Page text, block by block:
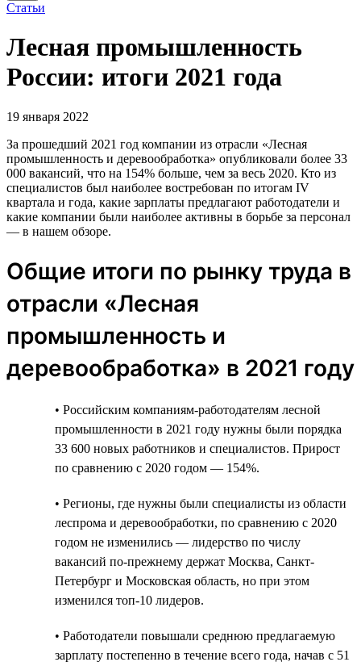
Статьи
Лесная промышленность
России: итоги 2021 года
19 января 2022
За прошедший 2021 год компании из отрасли «Лесная
промышленность и деревообработка» опубликовали более 33
000 вакансий, что на 154% больше, чем за весь 2020. Кто из
специалистов был наиболее востребован по итогам IV
квартала и года, какие зарплаты предлагают работодатели и
какие компании были наиболее активны в борьбе за персонал
— в нашем обзоре.
Общие итоги по рынку труда в
отрасли «Лесная
промышленность и
деревообработка» в 2021 году
• Российским компаниям-работодателям лесной
промышленности в 2021 году нужны были порядка
33 600 новых работников и специалистов. Прирост
по сравнению с 2020 годом — 154%.
• Регионы, где нужны были специалисты из области
леспрома и деревообработки, по сравнению с 2020
годом не изменились — лидерство по числу
вакансий по-прежнему держат Москва, Санкт-
Петербург и Московская область, но при этом
изменился топ-10 лидеров.
• Работодатели повышали среднюю предлагаемую
зарплату постепенно в течение всего года, начав с 51